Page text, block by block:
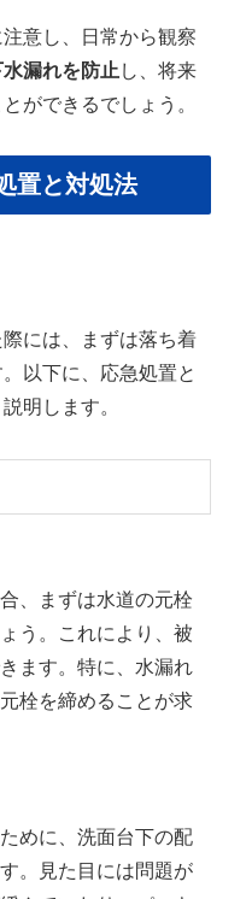
意し、日常から観察
漏れを防止 し、将来
ができるでしょう。
置と対処法
には、まずは落ち着
以下に、応急処置と
明します。
、まずは水道の元栓
う。これにより、被
ます。特に、水漏れ
栓を締めることが求
めに、洗面台下の配
。見た目には問題が